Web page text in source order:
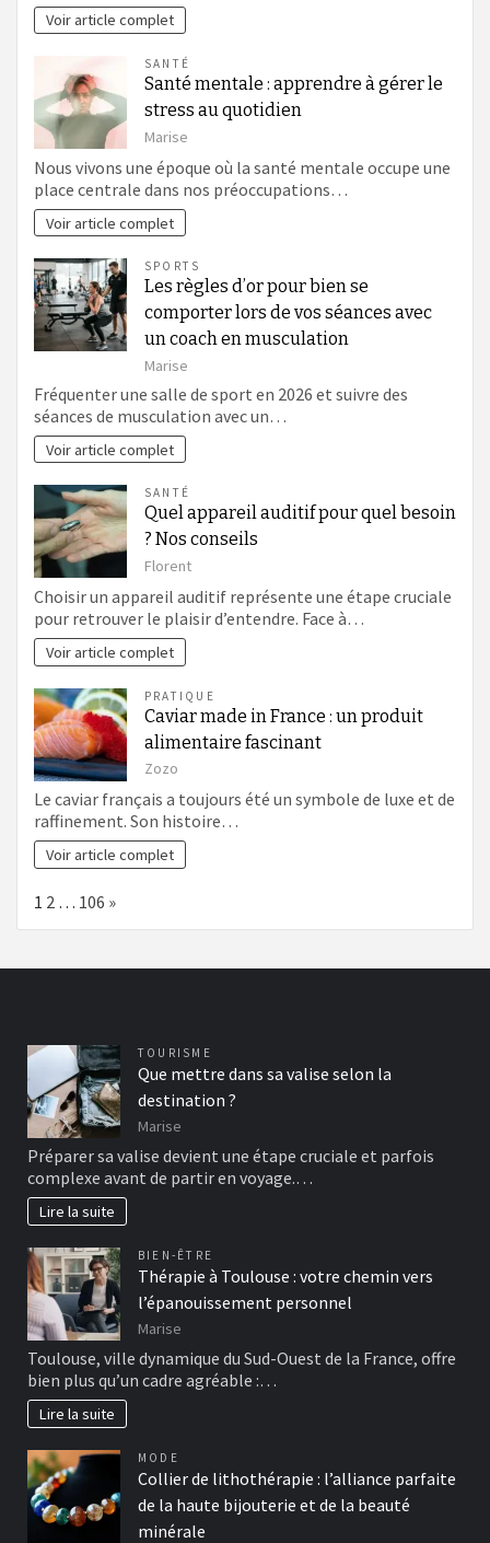
Voir article complet
SANTÉ
Santé mentale : apprendre à gérer le
stress au quotidien
Marise
Nous vivons une époque où la santé mentale occupe une
place centrale dans nos préoccupations…
Voir article complet
SPORTS
Les règles d’or pour bien se
comporter lors de vos séances avec
un coach en musculation
Marise
Fréquenter une salle de sport en 2026 et suivre des
séances de musculation avec un…
Voir article complet
SANTÉ
Quel appareil auditif pour quel besoin
? Nos conseils
Florent
Choisir un appareil auditif représente une étape cruciale
pour retrouver le plaisir d’entendre. Face à…
Voir article complet
PRATIQUE
Caviar made in France : un produit
alimentaire fascinant
Zozo
Le caviar français a toujours été un symbole de luxe et de
raffinement. Son histoire…
Voir article complet
Page:
1 2 … 106 Next
»
TOURISME
Que mettre dans sa valise selon la
destination ?
Marise
Préparer sa valise devient une étape cruciale et parfois
complexe avant de partir en voyage.…
Lire la suite
BIEN-ÊTRE
Thérapie à Toulouse : votre chemin vers
l’épanouissement personnel
Marise
Toulouse, ville dynamique du Sud-Ouest de la France, offre
bien plus qu’un cadre agréable :…
Lire la suite
MODE
Collier de lithothérapie : l’alliance parfaite
de la haute bijouterie et de la beauté
minérale